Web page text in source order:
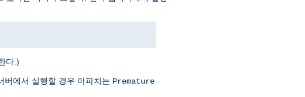
다.)
버에서 실행할 경우 아파치는 Premature